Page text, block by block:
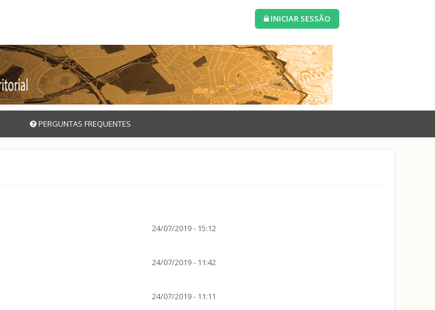
INICIAR SESSÃO
PERGUNTAS FREQUENTES
24/07/2019 - 15:12
24/07/2019 - 11:42
24/07/2019 - 11:11